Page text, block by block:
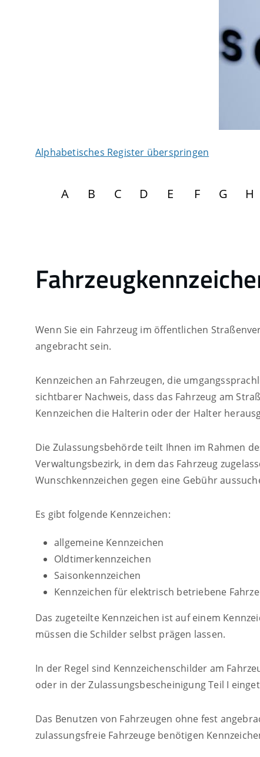
Alphabetisches Register überspringen
A B C D E F G H
Wenn Sie ein Fahrzeug im öffentlichen
angebracht sein.
Kennzeichen an Fahrzeugen, die
sichtbarer Nachweis, dass das Fahrzeug am
Kennzeichen die Halterin oder der Halter
Die Zulassungsbehörde teilt Ihnen im Rahmen
Verwaltungsbezirk, in dem das Fahrzeug
Wunschkennzeichen gegen eine Gebühr
Es gibt folgende Kennzeichen:
allgemeine Kennzeichen
Oldtimerkennzeichen
Saisonkennzeichen
Kennzeichen für elektrisch betriebene
Das zugeteilte Kennzeichen ist auf einem
müssen die Schilder selbst prägen lassen.
In der Regel sind Kennzeichenschilder am
oder in der Zulassungsbescheinigung Teil I
Das Benutzen von Fahrzeugen ohne fest
zulassungsfreie Fahrzeuge benötigen